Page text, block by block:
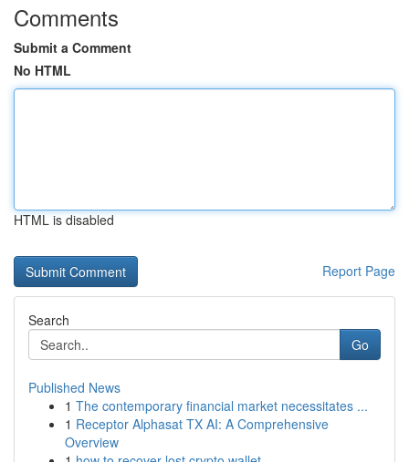
Comments
Submit a Comment
No HTML
HTML is disabled
Report Page
Search
Go
Published News
1 The contemporary financial market necessitates ...
1 Receptor Alphasat TX AI: A Comprehensive
Overview